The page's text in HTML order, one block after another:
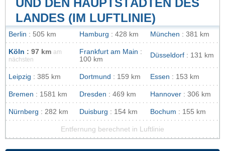
LANDES (IM LUFTLINIE)
Berlin : 505 km Hamburg : 428 km München : 381 km
Köln : 97 km am
nächsten
Frankfurt am Main :
100 km
Düsseldorf : 131 km
Leipzig : 385 km Dortmund : 159 km Essen : 153 km
Bremen : 1581 km Dresden : 469 km Hannover : 306 km
Nürnberg : 282 km Duisburg : 154 km Bochum : 155 km
Entfernung berechnet in Luftlinie